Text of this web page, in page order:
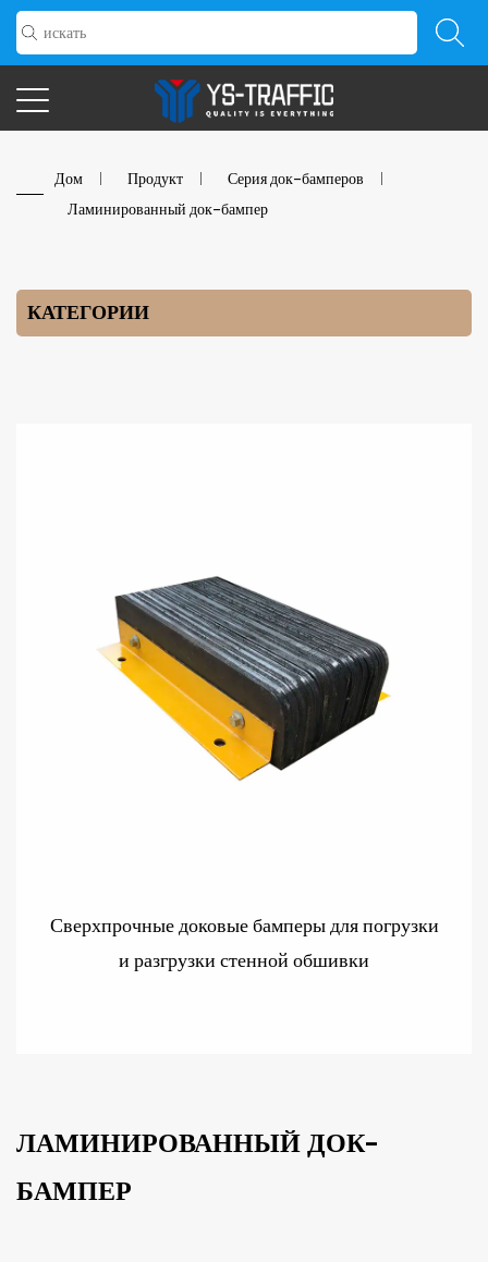
Дом Продукт Серия док-бамперов
Ламинированный док-бампер
КАТЕГОРИИ
Сверхпрочные доковые бамперы для погрузки
и разгрузки стенной обшивки
ЛАМИНИРОВАННЫЙ ДОК-
БАМПЕР